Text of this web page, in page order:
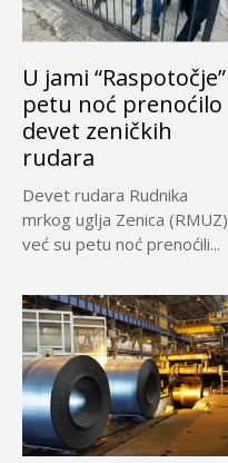
U jami “Raspotočje”
petu noć prenoćilo
devet zeničkih
rudara
Devet rudara Rudnika
mrkog uglja Zenica (RMUZ)
već su petu noć prenoćili...